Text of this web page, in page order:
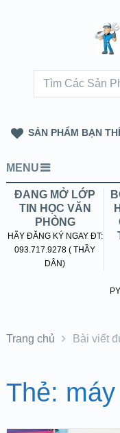
SẢN PHẨM BẠN
MENU
ĐANG MỞ LỚP
TIN HỌC VĂN
PHÒNG
HÃY ĐĂNG KÝ NGAY ĐT:
093.717.9278 ( THẦY
DÂN)
Trang chủ Bài viết
Thẻ: